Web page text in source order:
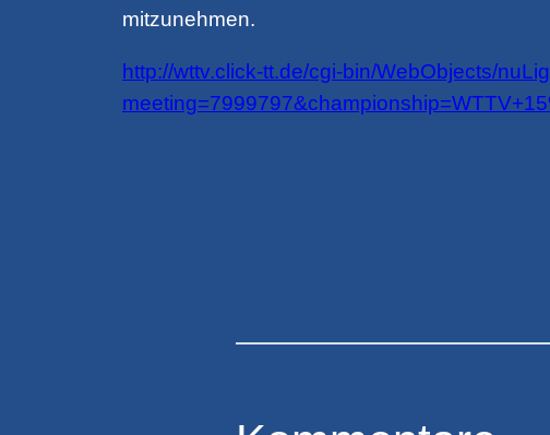
mitzunehmen.
http://wttv.click-tt.de/cgi-bin/WebObjects/